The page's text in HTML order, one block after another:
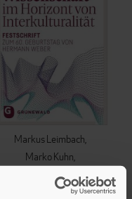
Markus Leimbach
Marko Kuhn
Thomas Krüggeler
Nora Kalbarczyk